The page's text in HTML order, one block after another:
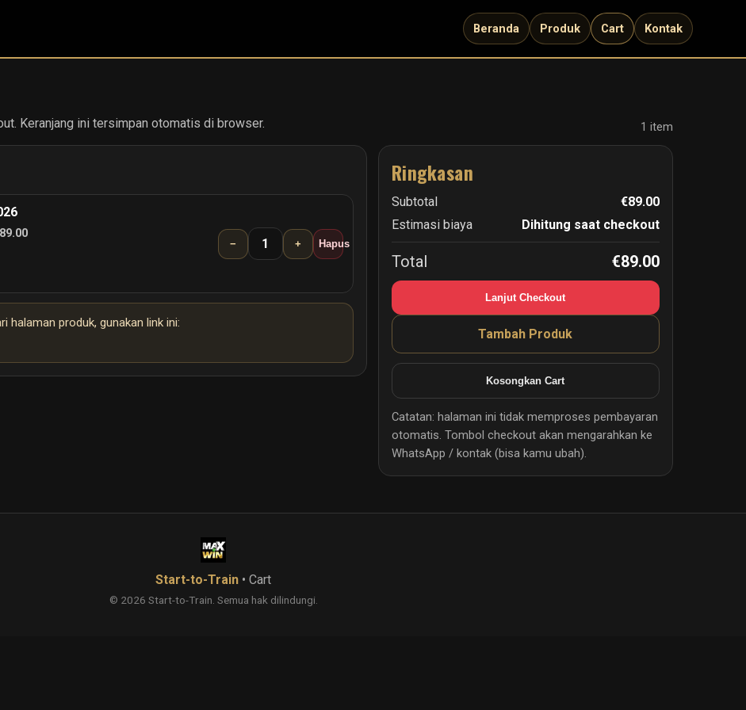
Beranda Produk Cart Kontak
Keranjang ini tersimpan otomatis di browser. 1 item
− 1 + Hapus
halaman produk, gunakan link ini:
Ringkasan
Subtotal
€89.00
Estimasi biaya
Dihitung saat checkout
Total €89.00
Lanjut Checkout
Tambah Produk
Kosongkan Cart
Catatan: halaman ini tidak memproses pembayaran
otomatis. Tombol checkout akan mengarahkan ke
WhatsApp / kontak (bisa kamu ubah).
Start-to-Train • Cart
© 2026 Start-to-Train. Semua hak dilindungi.